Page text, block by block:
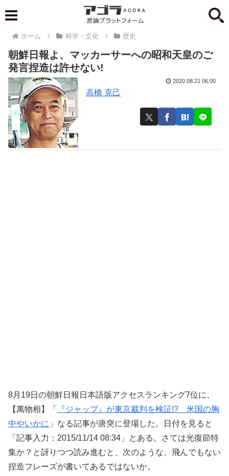
ホーム 科学・文化 歴史
朝鮮日報よ、マッカーサーへの昭和天皇のご
発言捏造は許せない!
高橋 克己
2020.08.21 06:00
8月19日の朝鮮日報日本語版アクセスランキング7位に、
【萬物相】「
『ジャップ』が東京裁判を検証!? 米国の胸
中やいかに 」なる記事が唐突に登場した。日付を見ると
「記事入力：2015/11/14 08:34」とある。さては光復節特
集か？と訝りつつ読み進むと、次のような、飛んでもない
捏造フレーズが書いてあるではないか。